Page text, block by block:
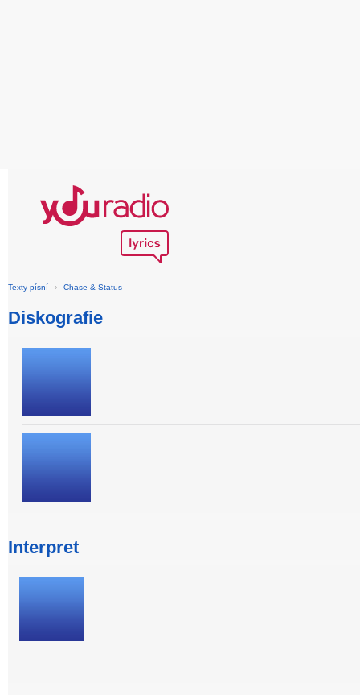
Texty písní › Chase & Status
Diskografie
Interpret